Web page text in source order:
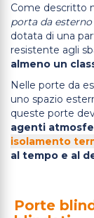
Come descritto
porta da esterno
dotata di una
resistente agli
almeno un
Nelle porte da
uno spazio
queste porte
agenti
isolamento
al tempo e al
Porte